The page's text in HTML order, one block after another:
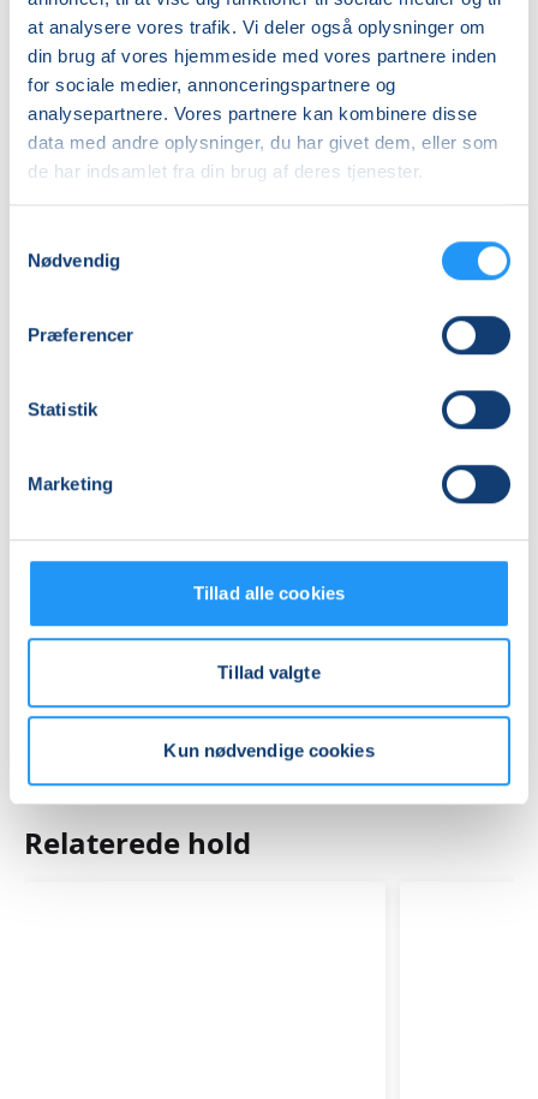
at analysere vores trafik. Vi deler også oplysninger om
din brug af vores hjemmeside med vores partnere inden
for sociale medier, annonceringspartnere og
analysepartnere. Vores partnere kan kombinere disse
data med andre oplysninger, du har givet dem, eller som
de har indsamlet fra din brug af deres tjenester.
Nødvendig
Præferencer
Statistik
Marketing
Tillad alle cookies
Tillad valgte
Kun nødvendige cookies
Hvem er holdet for?
Kurset er for alle, der har lyst til at lære at sy eller
blive bedre til det. Både nybegyndere og mere
erfarne deltagere er velkomne. Du behøver ingen
Almen
DKK 500,00
Info
Nummer
lørdag 26.09.2026, kl. 09.00 - 16.00
1 mødegang
Se på kort
Praktiske oplysninger
Relaterede hold